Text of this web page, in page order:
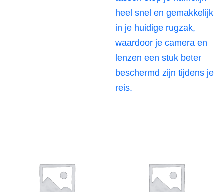
heel snel en gemakkelijk
in je huidige rugzak,
waardoor je camera en
lenzen een stuk beter
beschermd zijn tijdens je
reis.